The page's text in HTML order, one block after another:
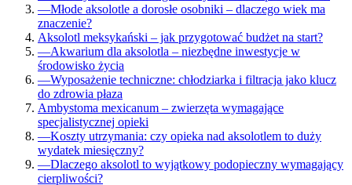
—Młode aksolotle a dorosłe osobniki – dlaczego wiek ma
znaczenie?
Aksolotl meksykański – jak przygotować budżet na start?
—Akwarium dla aksolotla – niezbędne inwestycje w
środowisko życia
—Wyposażenie techniczne: chłodziarka i filtracja jako klucz
do zdrowia płaza
Ambystoma mexicanum – zwierzęta wymagające
specjalistycznej opieki
—Koszty utrzymania: czy opieka nad aksolotlem to duży
wydatek miesięczny?
—Dlaczego aksolotl to wyjątkowy podopieczny wymagający
cierpliwości?